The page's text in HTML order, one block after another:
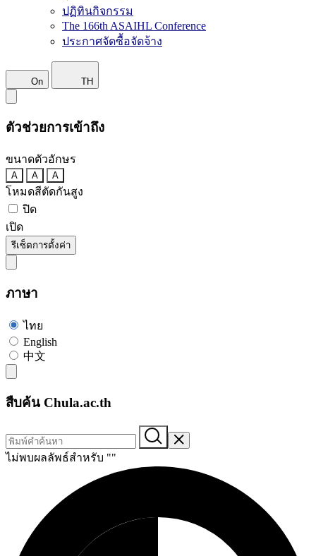
ปฏิทินกิจกรรม
The 166th ASAIHL Conference
ประกาศจัดซื้อจัดจ้าง
On TH
ตัวช่วยการเข้าถึง
ขนาดตัวอักษร
A A A
โหมดสีตัดกันสูง
ปิด
เปิด
รีเซ็ตการตั้งค่า
ภาษา
ไทย
English
中文
สืบค้น Chula.ac.th
ไม่พบผลลัพธ์สำหรับ ""